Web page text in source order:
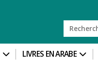
LIVRES EN ARABE